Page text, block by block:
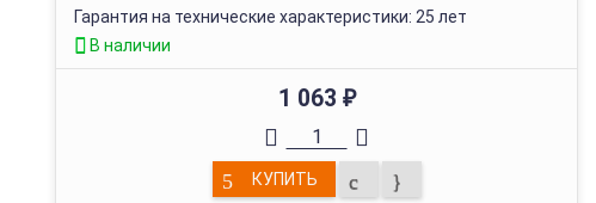
Гарантия на технические характеристики: 25 лет
В наличии
1 063 ₽
КУПИТЬ